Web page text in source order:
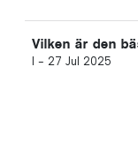
Vilken är den
I - 27 Jul 2025